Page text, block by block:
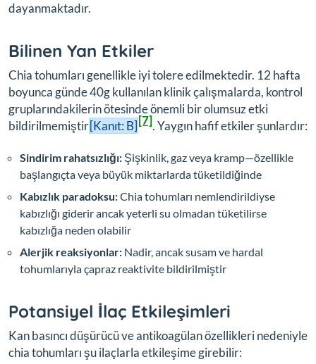
dayanmaktadır.
Bilinen Yan Etkiler
Chia tohumları genellikle iyi tolere edilmektedir. 12 hafta
boyunca günde 40g kullanılan klinik çalışmalarda, kontrol
gruplarındakilerin ötesinde önemli bir olumsuz etki
bildirilmemiştir[Kanıt: B][7]. Yaygın hafif etkiler şunlardır:
Sindirim rahatsızlığı: Şişkinlik, gaz veya kramp—özellikle
başlangıçta veya büyük miktarlarda tüketildiğinde
Kabızlık paradoksu:Chia tohumları nemlendirildiyse
kabızlığı giderir ancak yeterli su olmadan tüketilirse
kabızlığa neden olabilir
Alerjik reaksiyonlar: Nadir, ancak susam ve hardal
tohumlarıyla çapraz reaktivite bildirilmiştir
Potansiyel İlaç Etkileşimleri
Kan basıncı düşürücü ve antikoagülan özellikleri nedeniyle
chia tohumları şu ilaçlarla etkileşime girebilir: